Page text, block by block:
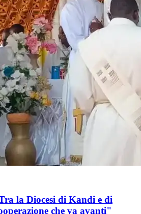
la Diocesi di Kandi e di
che va avanti"